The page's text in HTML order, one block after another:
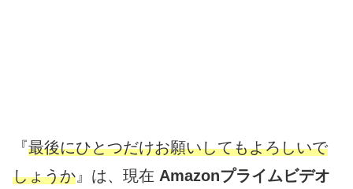
『最後にひとつだけお願いしてもよろしいで
しょうか 』は、現在 Amazonプライムビデオ